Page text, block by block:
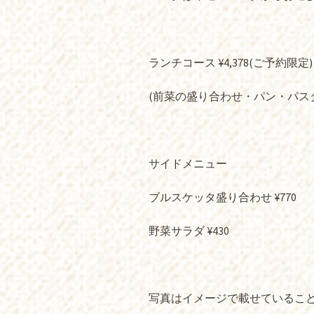
ランチコース ¥4,378(ご予約限定)
(前菜の盛り合わせ・パン・パ
サイドメニュー
ブルスケッタ盛り合わせ ¥770
野菜サラダ ¥430
写真はイメージで載せているこ